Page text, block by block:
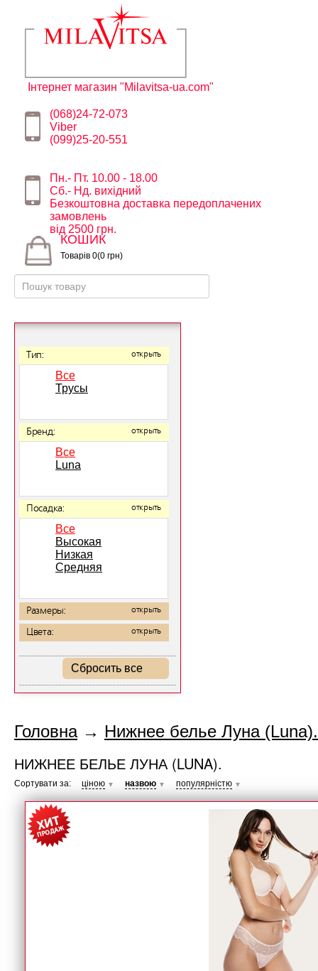
Інтернет магазин "Milavitsa-ua.com"
(068)24-72-073
Viber
(099)25-20-551
Пн.- Пт. 10.00 - 18.00
Сб.- Нд. вихідний
Безкоштовна доставка передоплачених
замовлень
від 2500 грн.
КОШИК
Товарів 0(0 грн)
Тип: открыть
Все
Трусы
Бренд: открыть
Все
Luna
Посадка: открыть
Все
Высокая
Низкая
Средняя
Размеры: открыть
Цвета: открыть
Сбросить все
Головна→ Нижнее белье Луна (Luna).
НИЖНЕЕ БЕЛЬЕ ЛУНА (LUNA).
Сортувати за: ціною ▼ назвою ▼ популярністю ▼